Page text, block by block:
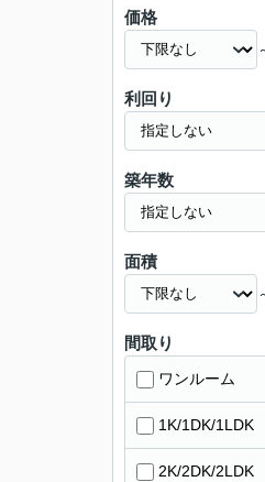
価格
利回り
築年数
面積
間取り
ワンルーム
1K/1DK/1LDK
2K/2DK/2LDK